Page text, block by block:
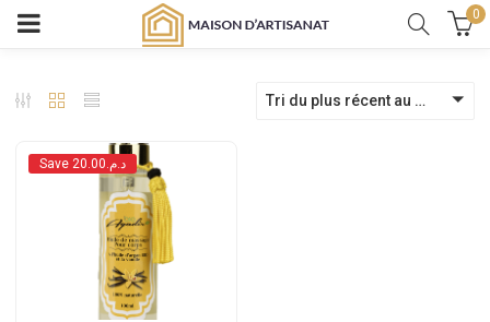
0
Tri du plus récent au plus ancien
Save د.م.20.00